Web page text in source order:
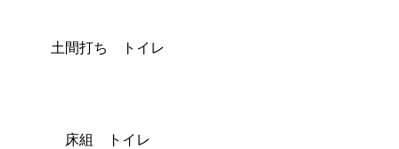
土間打ち トイレ
床組 トイレ